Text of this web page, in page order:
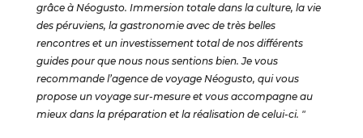
grâce à Néogusto. Immersion totale dans la culture, la vie
des péruviens, la gastronomie avec de très belles
rencontres et un investissement total de nos différents
guides pour que nous nous sentions bien. Je vous
recommande l’agence de voyage Néogusto, qui vous
propose un voyage sur-mesure et vous accompagne au
mieux dans la préparation et la réalisation de celui-ci. "